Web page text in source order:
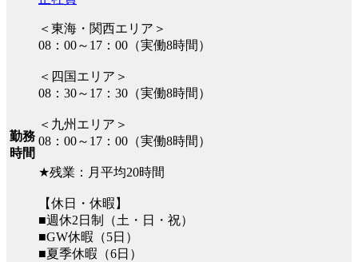
勤務
時間
＜東海・関西エリア＞
08：00～17：00（実働8時間）
＜四国エリア＞
08：30～17：30（実働8時間）
＜九州エリア＞
08：00～17：00（実働8時間）
★残業：月平均20時間
【休日・休暇】
■週休2日制（土・日・祝）
■GW休暇（5日）
■夏季休暇（6日）